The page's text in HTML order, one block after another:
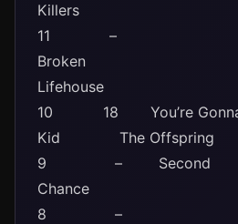
Killers
11 –
Lifehouse
10 18 You’re Gonna
Kid The Offspring
9 – Second
Chance
8 –